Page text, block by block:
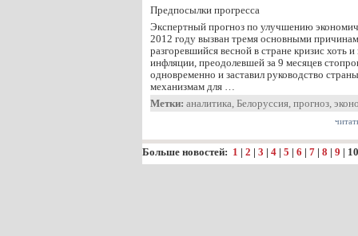
Предпосылки прогресса
Экспертный прогноз по улучшению
2012 году вызван тремя основными
разгоревшийся весной в стране кризис хоть
инфляции, преодолевшей за 9 месяцев
одновременно и заставил руководство
механизмам для …
Метки: аналитика, Белоруссия, прогноз,
Больше новостей: 1 | 2 | 3 | 4 | 5 | 6 | 7 | 8 | 9 | 10